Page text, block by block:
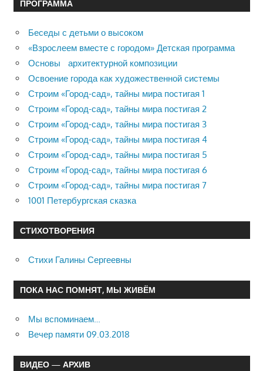
ПРОГРАММА
Беседы с детьми о высоком
«Взрослеем вместе с городом» Детская программа
Основы архитектурной композиции
Освоение города как художественной системы
Строим «Город-сад», тайны мира постигая 1
Строим «Город-сад», тайны мира постигая 2
Строим «Город-сад», тайны мира постигая 3
Строим «Город-сад», тайны мира постигая 4
Строим «Город-сад», тайны мира постигая 5
Строим «Город-сад», тайны мира постигая 6
Строим «Город-сад», тайны мира постигая 7
1001 Петербургская сказка
СТИХОТВОРЕНИЯ
Стихи Галины Сергеевны
ПОКА НАС ПОМНЯТ, МЫ ЖИВЁМ
Мы вспоминаем…
Вечер памяти 09.03.2018
ВИДЕО — АРХИВ